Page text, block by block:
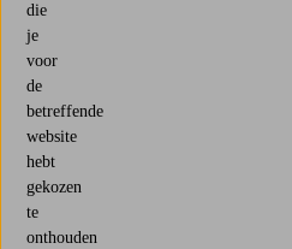
die
je
voor
de
betreffende
website
hebt
gekozen
te
onthouden